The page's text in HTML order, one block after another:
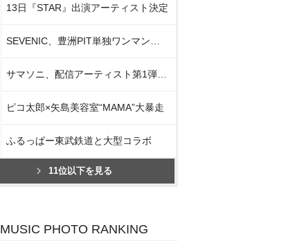
13日『STAR』出演アーティスト決定
ピコ太郎×矢島美容室“MAMA”大暴走
ふるっぱー東武鉄道と大型コラボ
11位以下を見る
MUSIC PHOTO RANKING